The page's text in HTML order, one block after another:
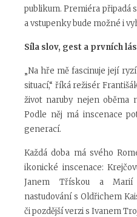
publikum. Premiéra připadá
a vstupenky bude možné i
Síla slov, gest a prvních
„Na hře mě fascinuje její
situací,“ říká režisér
život naruby nejen oběma
Podle něj má inscenace
generací.
Každá doba má svého
ikonické inscenace:
Janem Třískou a Marií
nastudování s Oldřichem
či pozdější verzi s Ivanem